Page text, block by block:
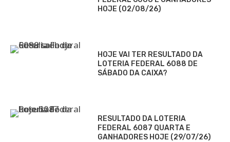
HOJE (02/08/26)
HOJE VAI TER RESULTADO DA
LOTERIA FEDERAL 6088 DE
SÁBADO DA CAIXA?
RESULTADO DA LOTERIA
FEDERAL 6087 QUARTA E
GANHADORES HOJE (29/07/26)